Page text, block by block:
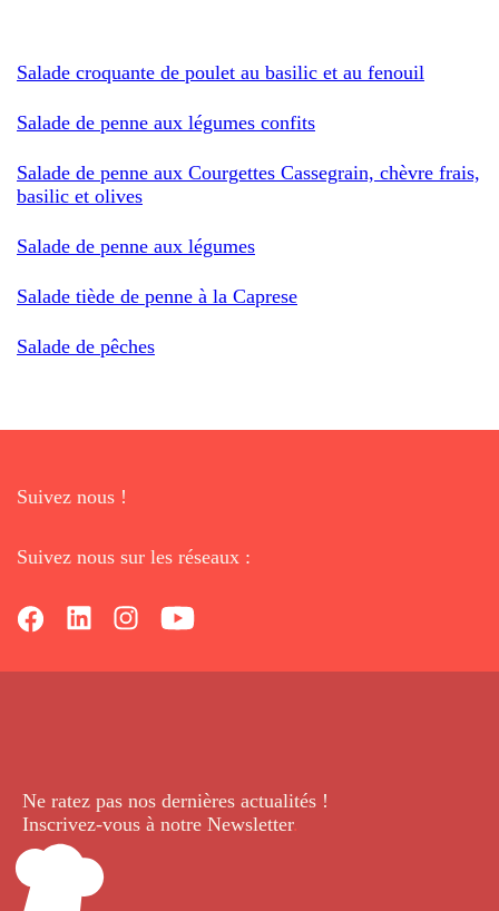
Salade croquante de poulet au basilic et au fenouil
Salade de penne aux légumes confits
Salade de penne aux Courgettes Cassegrain, chèvre frais,
basilic et olives
Salade de penne aux légumes
Salade tiède de penne à la Caprese
Salade de pêches
Suivez nous !
Suivez nous sur les réseaux :
Ne ratez pas nos dernières actualités !
Inscrivez-vous à notre Newsletter.